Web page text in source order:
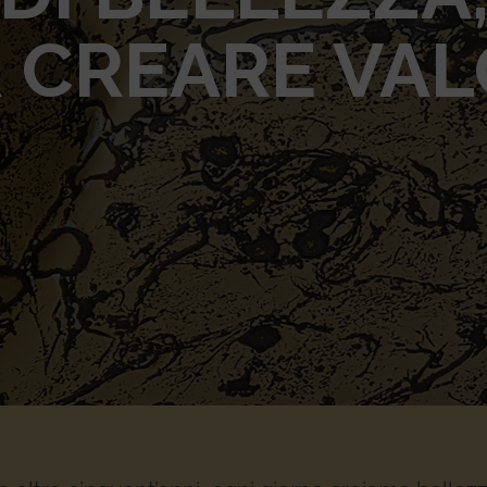
CREARE